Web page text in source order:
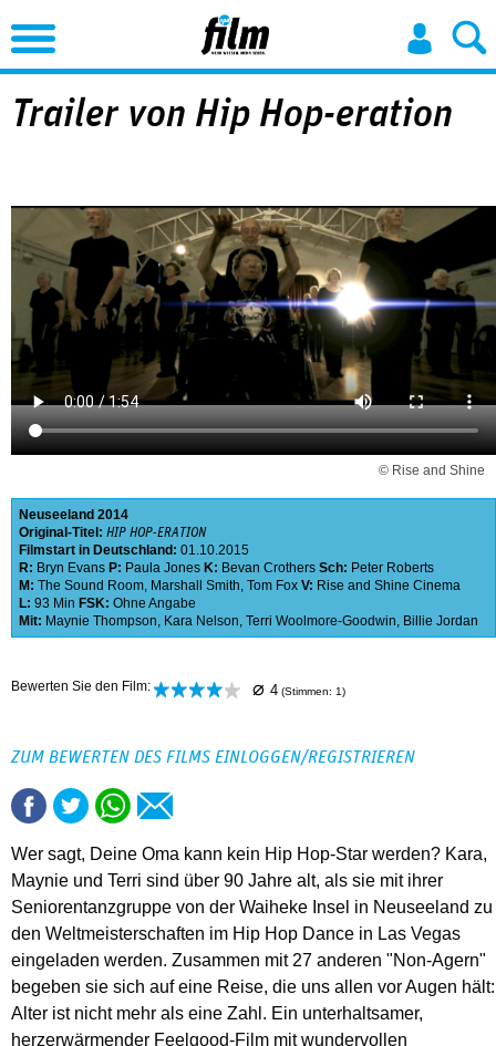
Jump to Navigation
Trailer von Hip Hop-eration
© Rise and Shine
Neuseeland 2014
Original-Titel: HIP HOP-ERATION
Filmstart in Deutschland: 01.10.2015
R: Bryn Evans P: Paula Jones K: Bevan Crothers Sch: Peter Roberts
M: The Sound Room, Marshall Smith, Tom Fox V: Rise and Shine Cinema
L: 93 Min FSK: Ohne Angabe
Mit: Maynie Thompson, Kara Nelson, Terri Woolmore-Goodwin, Billie Jordan
Bewerten Sie den Film: ⌀ 4 (Stimmen: 1)
ZUM BEWERTEN DES FILMS EINLOGGEN/REGISTRIEREN
Wer sagt, Deine Oma kann kein Hip Hop-Star werden? Kara,
Maynie und Terri sind über 90 Jahre alt, als sie mit ihrer
Seniorentanzgruppe von der Waiheke Insel in Neuseeland zu
den Weltmeisterschaften im Hip Hop Dance in Las Vegas
eingeladen werden. Zusammen mit 27 anderen "Non-Agern"
begeben sie sich auf eine Reise, die uns allen vor Augen hält:
Alter ist nicht mehr als eine Zahl. Ein unterhaltsamer,
herzerwärmender Feelgood-Film mit wundervollen